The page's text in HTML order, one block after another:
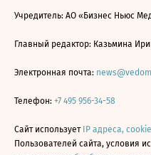
Учредитель: АО «Бизнес Ньюс
Главный редактор: Казьмина
Электронная почта:
Телефон: +7 495 956-34-58
Сайт использует IP адреса,
Пользователей сайта, условия